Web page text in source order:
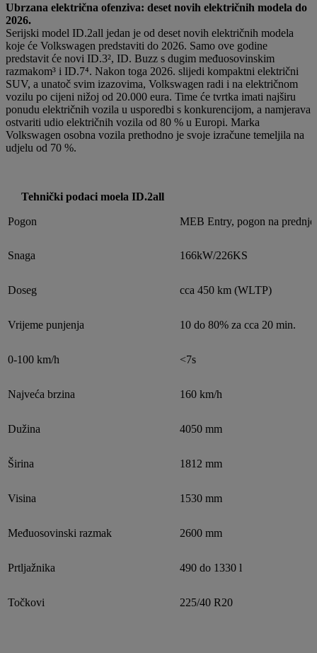
Ubrzana električna ofenziva: deset novih električnih modela do
2026.
Serijski model ID.2all jedan je od deset novih električnih modela
koje će Volkswagen predstaviti do 2026. Samo ove godine
predstavit će novi ID.3², ID. Buzz s dugim međuosovinskim
razmakom³ i ID.7⁴. Nakon toga 2026. slijedi kompaktni električni
SUV, a unatoč svim izazovima, Volkswagen radi i na električnom
vozilu po cijeni nižoj od 20.000 eura. Time će tvrtka imati najširu
ponudu električnih vozila u usporedbi s konkurencijom, a namjerava
ostvariti udio električnih vozila od 80 % u Europi. Marka
Volkswagen osobna vozila prethodno je svoje izračune temeljila na
udjelu od 70 %.
Tehnički podaci moela ID.2all
Pogon MEB Entry, pogon na
Snaga 166kW/226KS
Doseg cca 450 km (WLTP)
Vrijeme punjenja 10 do 80% za cca 20 min.
0-100 km/h <7s
Najveća brzina 160 km/h
Dužina 4050 mm
Širina 1812 mm
Visina 1530 mm
Međuosovinski razmak 2600 mm
Prtljažnika 490 do 1330 l
Točkovi 225/40 R20